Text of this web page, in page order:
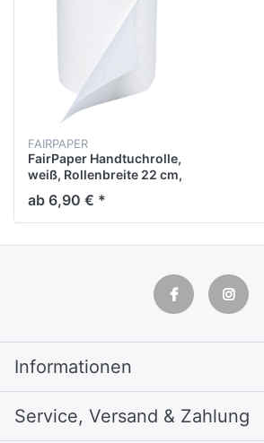
FAIRPAPER
FairPaper Handtuchrolle,
weiß, Rollenbreite 22 cm,
ca. 140 mtr/Rolle,2-lagig ,
geprägt, Spiralhülse,
perforiert x 38 cm, 1 VE =
ab 6,90 € *
Informationen
Service, Versand & Zahlung